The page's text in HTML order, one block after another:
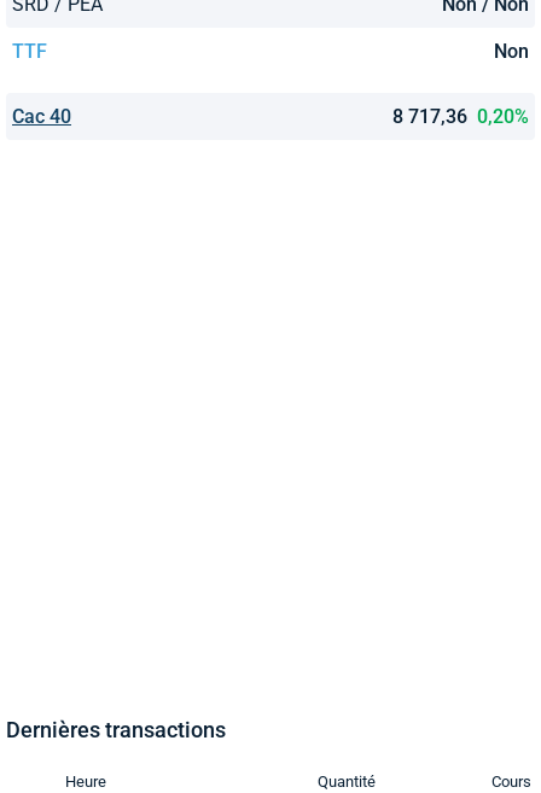
SRD / PEA Non / Non
TTF Non
Cac 40 8 717,36 0,20%
Dernières transactions
Heure Quantité Cours